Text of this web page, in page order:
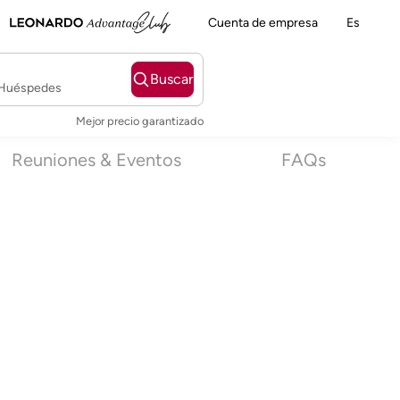
Cuenta de empresa Es
Buscar
Mejor precio garantizado
Reuniones & Eventos FAQs